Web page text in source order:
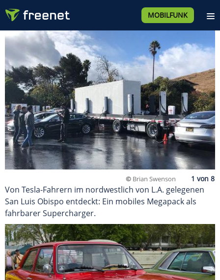
MOBILFUNK
© Brian Swenson
Von Tesla-Fahrern im nordwestlich von L.A. gelegenen
San Luis Obispo entdeckt: Ein mobiles Megapack als
fahrbarer Supercharger.